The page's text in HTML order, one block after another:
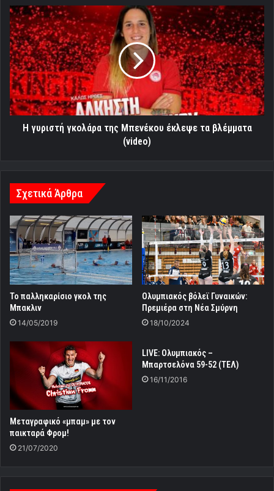
Η
γυριστή
γκολάρα
της
Μπενέκου
έκλεψε
τα
βλέμματα
(video)
Η γυριστή γκολάρα της Μπενέκου έκλεψε τα βλέμματα
(video)
Σχετικά Άρθρα
Το παλληκαρίσιο γκολ της
Μπακλιν
14/05/2019
Ολυμπιακός βόλεϊ Γυναικών:
Πρεμιέρα στη Νέα Σμύρνη
18/10/2024
Μεταγραφικό «μπαμ» με τον
παικταρά Φρομ!
21/07/2020
LIVE: Ολυμπιακός –
Μπαρτσελόνα 59-52 (ΤΕΛ)
16/11/2016